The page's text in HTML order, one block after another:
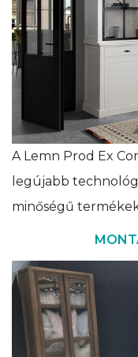
A Lemn Prod Ex
legújabb
minőségű